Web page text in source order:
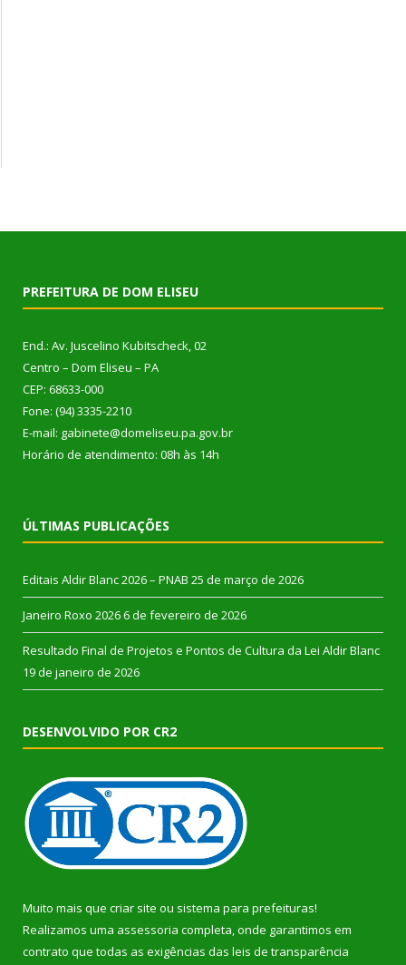
PREFEITURA DE DOM ELISEU
End.: Av. Juscelino Kubitscheck, 02
Centro – Dom Eliseu – PA
CEP: 68633-000
Fone: (94) 3335-2210
E-mail: gabinete@domeliseu.pa.gov.br
Horário de atendimento: 08h às 14h
ÚLTIMAS PUBLICAÇÕES
Editais Aldir Blanc 2026 – PNAB 25 de março de 2026
Janeiro Roxo 2026 6 de fevereiro de 2026
Resultado Final de Projetos e Pontos de Cultura da Lei Aldir Blanc
19 de janeiro de 2026
DESENVOLVIDO POR CR2
Muito mais que criar site ou sistema para prefeituras!
Realizamos uma assessoria completa, onde garantimos em
contrato que todas as exigências das leis de transparência